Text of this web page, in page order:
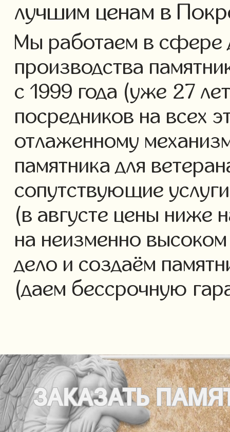
лучшим ценам в
Мы работаем в сфере
производства
с 1999 года (уже 27
посредников на всех
отлаженному
памятника для
сопутствующие
(в августе цены ниже
на неизменно
дело и создаём
(даем бессрочную
ЗАКАЗАТЬ